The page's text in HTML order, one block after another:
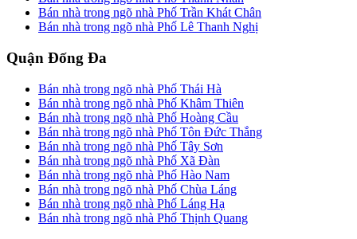
Bán nhà trong ngõ nhà Phố Trần Khát Chân
Bán nhà trong ngõ nhà Phố Lê Thanh Nghị
Quận Đống Đa
Bán nhà trong ngõ nhà Phố Thái Hà
Bán nhà trong ngõ nhà Phố Khâm Thiên
Bán nhà trong ngõ nhà Phố Hoàng Cầu
Bán nhà trong ngõ nhà Phố Tôn Đức Thắng
Bán nhà trong ngõ nhà Phố Tây Sơn
Bán nhà trong ngõ nhà Phố Xã Đàn
Bán nhà trong ngõ nhà Phố Hào Nam
Bán nhà trong ngõ nhà Phố Chùa Láng
Bán nhà trong ngõ nhà Phố Láng Hạ
Bán nhà trong ngõ nhà Phố Thịnh Quang